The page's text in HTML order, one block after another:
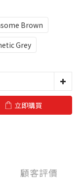
Brown
Grey
立即購買
顧客評價